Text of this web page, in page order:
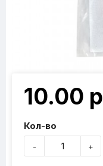
10.00 р
Кол-во
- +